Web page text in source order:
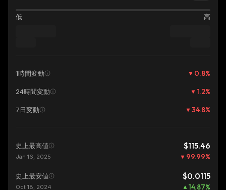
低 高
1時間変動 0.8%
24時間変動 1.2%
7日変動 34.8%
史上最高値 $115.46
Jan 16, 2025 99.99%
史上最安値 $0.0115
Oct 18, 2024 14.87%